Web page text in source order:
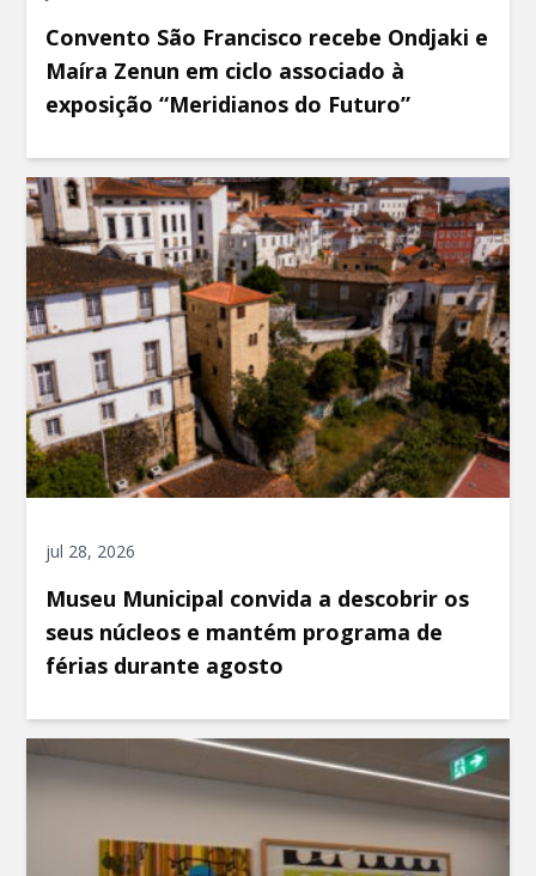
Convento São Francisco recebe Ondjaki e
Maíra Zenun em ciclo associado à
exposição “Meridianos do Futuro”
jul 28, 2026
Museu Municipal convida a descobrir os
seus núcleos e mantém programa de
férias durante agosto